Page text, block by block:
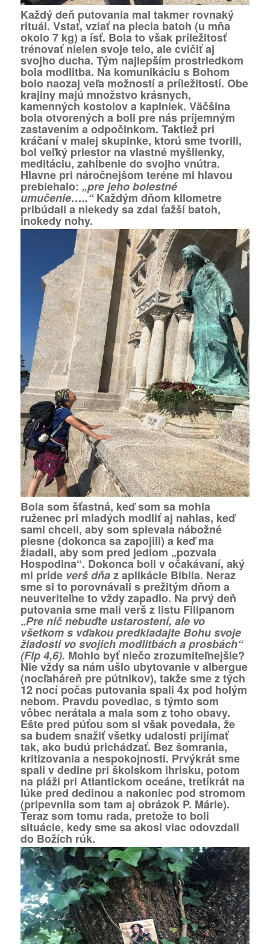
Každý deň putovania mal takmer rovnaký
rituál. Vstať, vziať na plecia batoh (u mňa
okolo 7 kg) a ísť. Bola to však príležitosť
trénovať nielen svoje telo, ale cvičiť aj
svojho ducha. Tým najlepším prostriedkom
bola modlitba. Na komunikáciu s Bohom
bolo naozaj veľa možností a príležitostí. Obe
krajiny majú množstvo krásnych,
kamenných kostolov a kaplniek. Väčšina
bola otvorených a boli pre nás príjemným
zastavením a odpočinkom. Taktiež pri
kráčaní v malej skupinke, ktorú sme tvorili,
bol veľký priestor na vlastné myšlienky,
meditáciu, zahĺbenie do svojho vnútra.
Hlavne pri náročnejšom teréne mi hlavou
prebiehalo: „pre jeho bolestné
umučenie…..“Každým dňom kilometre
pribúdali a niekedy sa zdal ťažší batoh,
inokedy nohy.
Bola som šťastná, keď som sa mohla
ruženec pri mladých modliť aj nahlas, keď
sami chceli, aby som spievala nábožné
piesne (dokonca sa zapojili) a keď ma
žiadali, aby som pred jedlom „pozvala
Hospodina“. Dokonca boli v očakávaní, aký
mi príde verš dňaz aplikácie Biblia. Neraz
sme si to porovnávali s prežitým dňom a
neuveriteľne to vždy zapadlo. Na prvý deň
putovania sme mali verš z listu Filipanom
„Pre nič nebuďte ustarostení, ale vo
všetkom s vďakou predkladajte Bohu svoje
žiadosti vo svojich modlitbách a prosbách“
(Flp 4,6). Mohlo byť niečo zrozumiteľnejšie?
Nie vždy sa nám ušlo ubytovanie v albergue
(nocľaháreň pre pútnikov), takže sme z tých
12 nocí počas putovania spali 4x pod holým
nebom. Pravdu povediac, s týmto som
vôbec nerátala a mala som z toho obavy.
Ešte pred púťou som si však povedala, že
sa budem snažiť všetky udalosti prijímať
tak, ako budú prichádzať. Bez šomrania,
kritizovania a nespokojnosti. Prvýkrát sme
spali v dedine pri školskom ihrisku, potom
na pláži pri Atlantickom oceáne, tretíkrát na
lúke pred dedinou a nakoniec pod stromom
(pripevnila som tam aj obrázok P. Márie).
Teraz som tomu rada, pretože to boli
situácie, kedy sme sa akosi viac odovzdali
do Božích rúk.